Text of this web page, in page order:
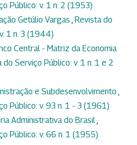
Público: v. 1 n. 2 (1953)
Getúlio Vargas , Revista do
1 n. 3 (1944)
Central - Matriz da Economia
do Serviço Público: v. 1 n. 1 e 2
e Subdesenvolvimento ,
Público: v. 93 n. 1 - 3 (1961)
Administrativa do Brasil,
Público: v. 66 n. 1 (1955)